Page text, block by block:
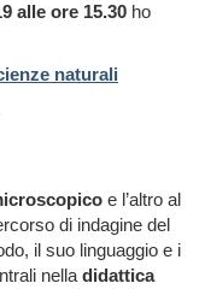
alle ore 15.30 ho
naturali
e l’altro al
di indagine del
il suo linguaggio e i
nelladidattica